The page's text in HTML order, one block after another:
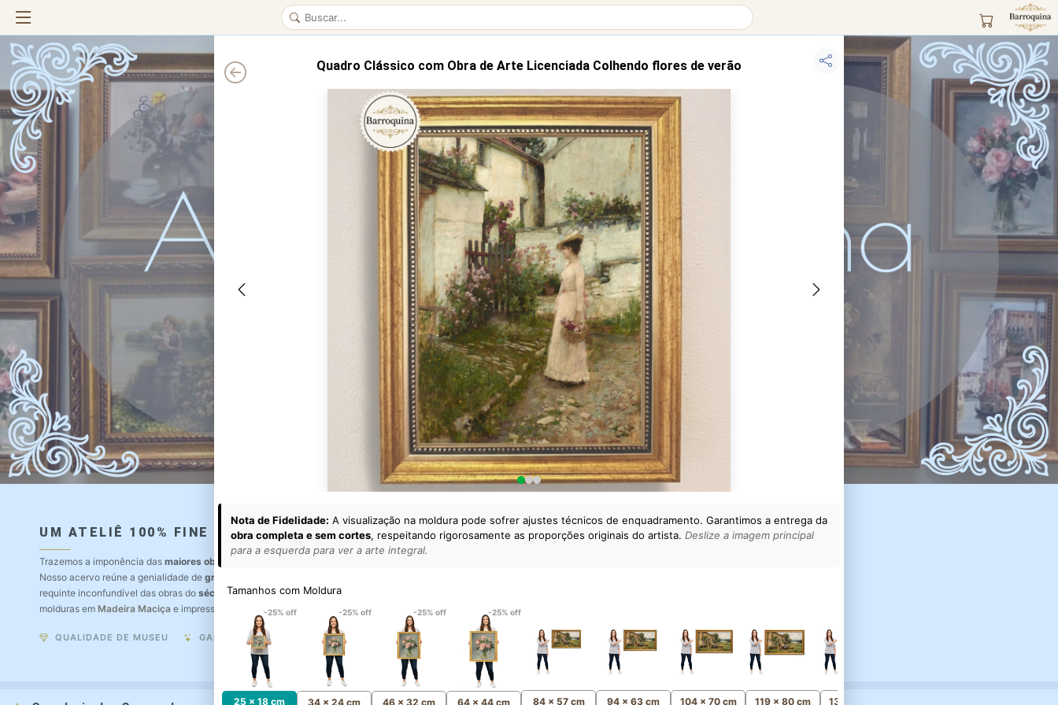
UM ATELIÊ 100% FINE ART
Trazemos a imponência das maiores obras de arte do mundo
Nosso acervo reúne a genialidade de grandes pintores renomados
requinte inconfundível das obras do século XIX. Produção artesanal em
molduras em Madeira Maciça e impressão com Pigmentação Mineral.
QUALIDADE DE MUSEU GARANTIA ETERNA
Quadro Clássico com Obra de Arte Licenciada Colhendo flores de verão
Nota de Fidelidade: A visualização na moldura pode sofrer ajustes técnicos de enquadramento. Garantimos a entrega da
obra completa e sem cortes, respeitando rigorosamente as proporções originais do artista. Deslize a imagem principal
para a esquerda para ver a arte integral.
Tamanhos com Moldura
-25% off
25 x 18 cm
-25% off
34 x 24 cm
-25% off
46 x 32 cm
-25% off
64 x 44 cm 84 x 57 cm 94 x 63 cm 104 x 70 cm 119 x 80 cm 134 x 90 cm